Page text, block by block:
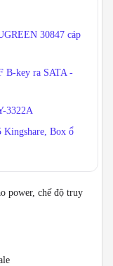
30847 cáp
B-key ra SATA -
3322A
Kingshare, Box ổ
power, chế độ truy